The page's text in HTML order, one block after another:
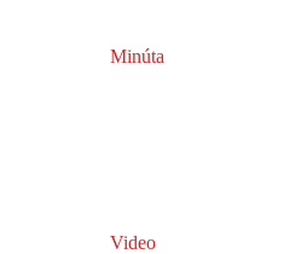
Minúta
Video